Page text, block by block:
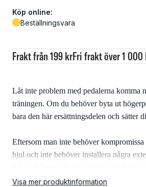
Låt inte problem med pedalerna komma
träningen. Om du behöver byta ut
bara den här ersättningsdelen och sätter
Eftersom man inte behöver
hjul och inte behöver installera några
hjälp från en cykelaffär.
Visa mer produktinformation
Frakt från 199 krFri frakt över 1 000
Köp online:
Beställningsvara